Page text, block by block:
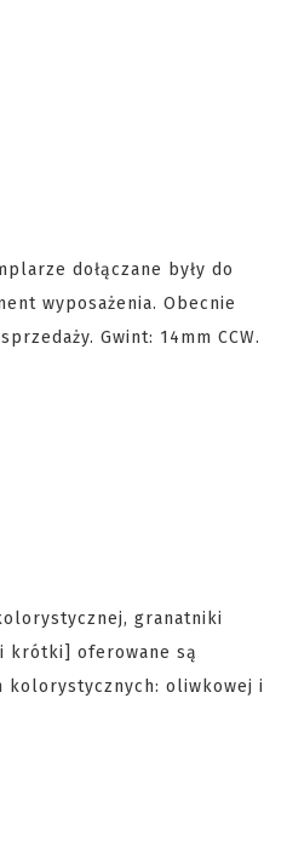
dołączane były do
wyposażenia. Obecnie
Gwint: 14mm CCW.
granatniki
i krótki] oferowane są
kolorystycznych: oliwkowej i